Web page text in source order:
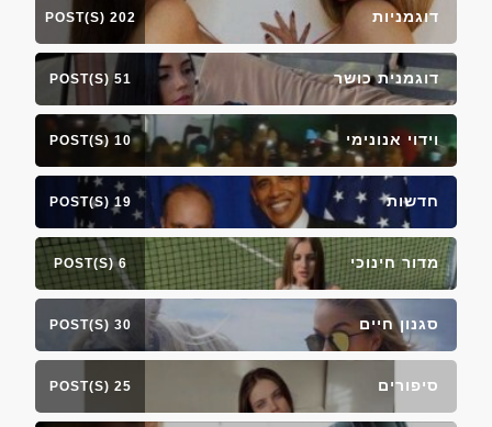
דוגמניות 202 POST(S)
דוגמנית כושר 51 POST(S)
וידוי אנונימי 10 POST(S)
חדשות 19 POST(S)
מדור חינוכי 6 POST(S)
סגנון חיים 30 POST(S)
סיפורים 25 POST(S)